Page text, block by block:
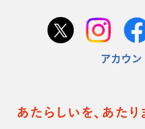
アカウ